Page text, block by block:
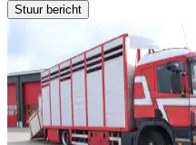
Stuur bericht